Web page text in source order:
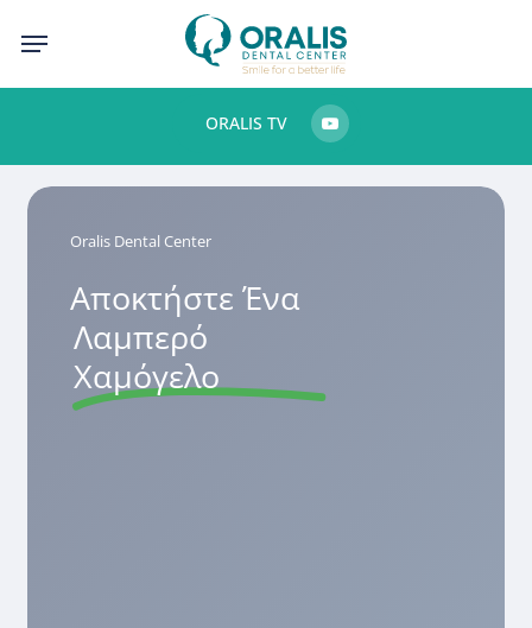
to
main
Menu
ORALIS TV
Oralis Dental Center
Αποκτήστε Ένα
Λαμπερό
Χαμόγελο